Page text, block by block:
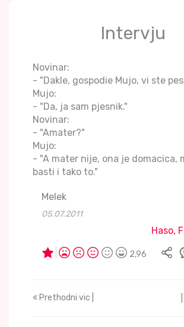
Intervju
Novinar:
- "Dakle, gospodie Mujo, vi ste
Mujo:
- "Da, ja sam pjesnik."
Novinar:
- "Amater?"
Mujo:
- "A mater nije, ona je domacica,
basti i tako to."
Melek
05.07.2011
Haso,
2,96
Prethodni vic |